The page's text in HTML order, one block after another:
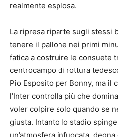
realmente esplosa.
La ripresa riparte sugli stessi
tenere il pallone nei primi
fatica a costruire le consuete
centrocampo di rottura
Pio Esposito per Bonny, ma il
l’Inter controlla più che
voler colpire solo quando se
giusta. Intanto lo stadio
un’atmosfera infuocata,